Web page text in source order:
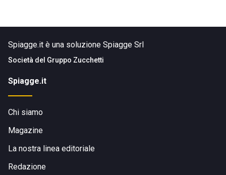
Spiagge.it è una soluzione Spiagge Srl
Società del Gruppo Zucchetti
Spiagge.it
Chi siamo
Magazine
La nostra linea editoriale
Redazione